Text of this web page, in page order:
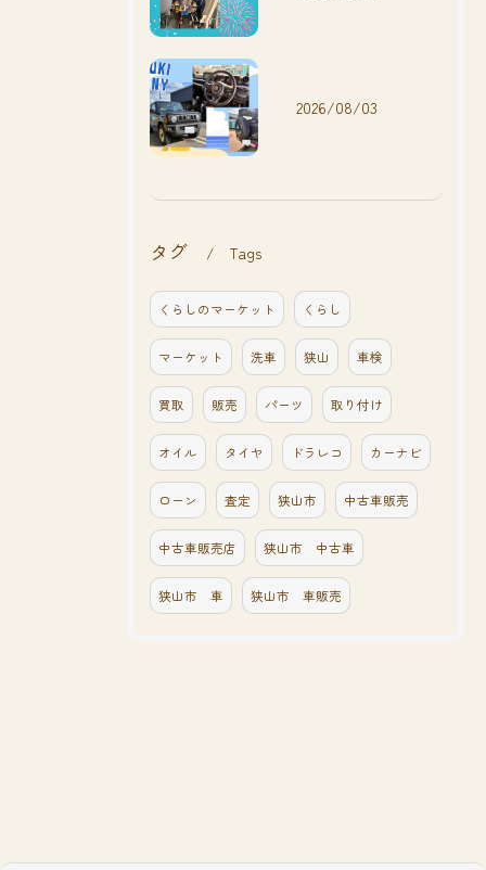
2026/08/03
タグ Tags
くらしのマーケット くらし
マーケット 洗車 狭山 車検
買取 販売 パーツ 取り付け
オイル タイヤ ドラレコ カーナビ
ローン 査定 狭山市 中古車販売
中古車販売店 狭山市 中古車
狭山市 車 狭山市 車販売